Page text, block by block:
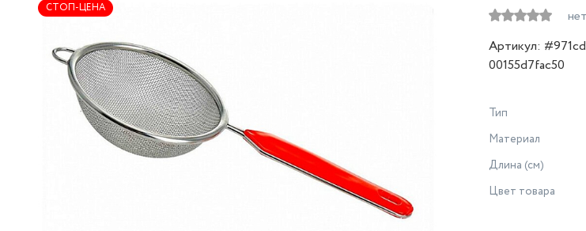
СТОП-ЦЕНА
Артикул:
00155d7fac50
Тип
Материал
Длина (см)
Цвет товара